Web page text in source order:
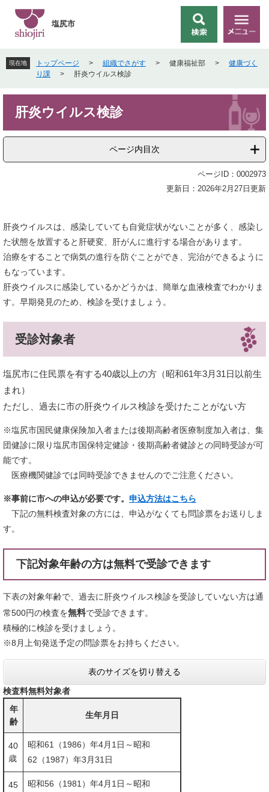
先
頭
す
を
飛
し
文
索
メ
ニ
ー
塩尻市
現在地 トップページ > 組織でさがす > 健康福祉部 >
健康づく
り課
> 肝炎ウイルス検診
肝炎ウイルス検診
ページ内目次
ページID：0002973
更新日：2026年2月27日更新
肝炎ウイルスは、感染していても自覚症状がないことが多く、感染し
た状態を放置すると肝硬変、肝がんに進行する場合があります。
治療をすることで病気の進行を防ぐことができ、完治ができるように
もなっています。
肝炎ウイルスに感染しているかどうかは、簡単な血液検査でわかりま
す。早期発見のため、検診を受けましょう。
受診対象者
塩尻市に住民票を有する40歳以上の方（昭和61年3月31日以前生
まれ）
ただし、過去に市の肝炎ウイルス検診を受けたことがない方
※塩尻市国民健康保険加入者または後期高齢者医療制度加入者は、集
団健診に限り塩尻市国保特定健診・後期高齢者健診との同時受診が可
能です。​
医療機関健診では同時受診できませんのでご注意ください。
※事前に市への申込が必要です。 申込方法はこちら
下記の無料検査対象の方には、申込がなくても問診票をお送りしま
す。
下記対象年齢の方は無料で受診できます
下表の対象年齢で、過去に肝炎ウイルス検診を受診していない方は通
常500円の検査を無料で受診できます。
積極的に検診を受けましょう。
※8月上旬発送予定の問診票をお持ちください。
表のサイズを切り替える
検査料無料対象者
年
齢
生年月日
40
歳
昭和61（1986）年4月1日～昭和
62（1987）年3月31日
45
昭和56（1981）年4月1日～昭和